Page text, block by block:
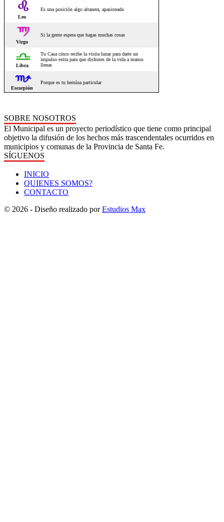
SOBRE NOSOTROS
El Municipal es un proyecto periodístico que tiene como principal
objetivo la difusión de los hechos más trascendentales ocurridos en
municipios y comunas de la Provincia de Santa Fe.
SÍGUENOS
INICIO
QUIENES SOMOS?
CONTACTO
© 2026 - Diseño realizado porEstudios Max